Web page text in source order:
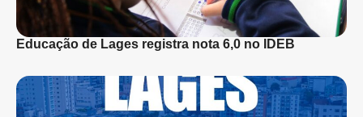
Educação de Lages registra nota 6,0 no IDEB